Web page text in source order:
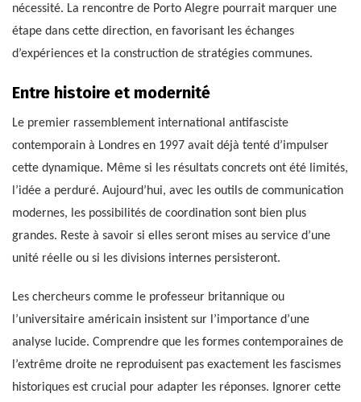
nécessité. La rencontre de Porto Alegre pourrait marquer une
étape dans cette direction, en favorisant les échanges
d’expériences et la construction de stratégies communes.
Entre histoire et modernité
Le premier rassemblement international antifasciste
contemporain à Londres en 1997 avait déjà tenté d’impulser
cette dynamique. Même si les résultats concrets ont été limités,
l’idée a perduré. Aujourd’hui, avec les outils de communication
modernes, les possibilités de coordination sont bien plus
grandes. Reste à savoir si elles seront mises au service d’une
unité réelle ou si les divisions internes persisteront.
Les chercheurs comme le professeur britannique ou
l’universitaire américain insistent sur l’importance d’une
analyse lucide. Comprendre que les formes contemporaines de
l’extrême droite ne reproduisent pas exactement les fascismes
historiques est crucial pour adapter les réponses. Ignorer cette